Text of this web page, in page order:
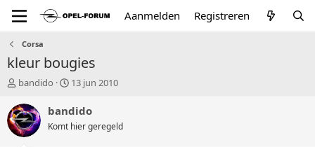
Aanmelden Registreren
Corsa
kleur bougies
T
p
i
c
bandido
S
a
r
t
13 jun 2010
bandido
Komt hier geregeld